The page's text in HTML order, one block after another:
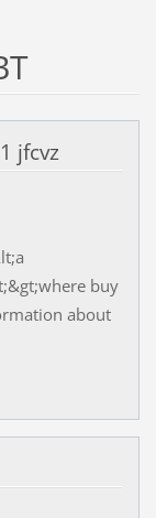
jfcvz
buy
about